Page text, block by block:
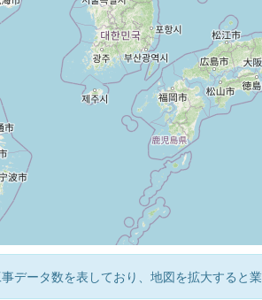
データ数を表しており、地図を拡大すると